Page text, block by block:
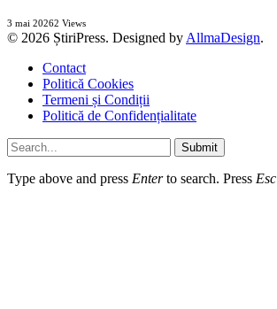
3 mai 20262 Views
© 2026 ȘtiriPress. Designed byAllmaDesign.
Contact
Politică Cookies
Termeni și Condiții
Politică de Confidențialitate
Submit
Type above and press Enterto search. Press Esc